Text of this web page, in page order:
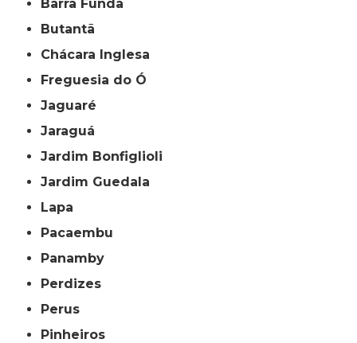
Barra Funda
Butantã
Chácara Inglesa
Freguesia do Ó
Jaguaré
Jaraguá
Jardim Bonfiglioli
Jardim Guedala
Lapa
Pacaembu
Panamby
Perdizes
Perus
Pinheiros